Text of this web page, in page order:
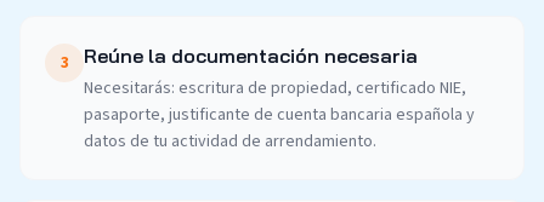
3
Reúne la documentación necesaria
Necesitarás: escritura de propiedad, certificado NIE,
pasaporte, justificante de cuenta bancaria española y
datos de tu actividad de arrendamiento.